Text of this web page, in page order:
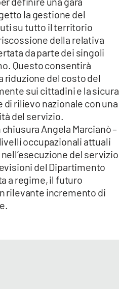
la gestione del
su tutto il territorio
della relativa
da parte dei singoli
Questo consentirà
riduzione del costo del
sui cittadini e la sicura
rilievo nazionale con una
del servizio.
Angela Marcianò –
occupazionali attuali
del servizio
del Dipartimento
a regime, il futuro
rilevante incremento di